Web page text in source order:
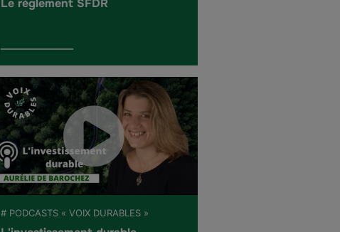
Le règlement SFDR
# PODCASTS « VOIX DURABLES »